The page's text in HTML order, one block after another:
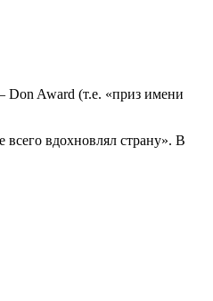
Don Award (т.е. «приз имени
всего вдохновлял страну». В